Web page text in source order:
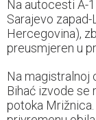
Na autocesti A-
Sarajevo
Hercegovina),
preusmjeren u
Na magistralnoj
Bihać izvode se
potoka